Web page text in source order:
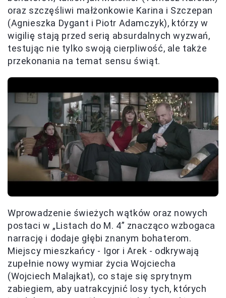
oraz szczęśliwi małżonkowie Karina i Szczepan
(Agnieszka Dygant i Piotr Adamczyk), którzy w
wigilię stają przed serią absurdalnych wyzwań,
testując nie tylko swoją cierpliwość, ale także
przekonania na temat sensu świąt.
Wprowadzenie świeżych wątków oraz nowych
postaci w „Listach do M. 4” znacząco wzbogaca
narrację i dodaje głębi znanym bohaterom.
Miejscy mieszkańcy - Igor i Arek - odkrywają
zupełnie nowy wymiar życia Wojciecha
(Wojciech Malajkat), co staje się sprytnym
zabiegiem, aby uatrakcyjnić losy tych, których